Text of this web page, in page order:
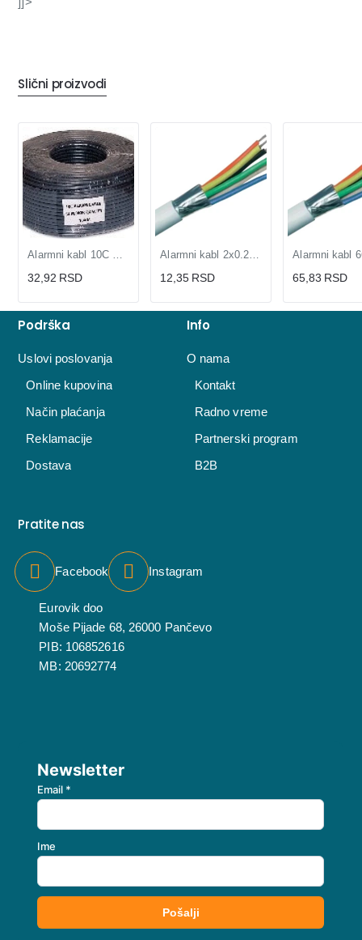
Slični proizvodi
32,92 RSD 12,35 RSD 65,83 RSD
Podrška
Uslovi poslovanja
Online kupovina
Način plaćanja
Reklamacije
Dostava
Info
O nama
Kontakt
Radno vreme
Partnerski program
B2B
Pratite nas
Facebook Instagram
Eurovik doo
Moše Pijade 68, 26000 Pančevo
PIB: 106852616
MB: 20692774